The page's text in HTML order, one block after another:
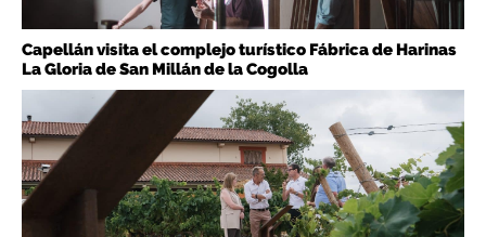
Capellán visita el complejo turístico Fábrica de Harinas
La Gloria de San Millán de la Cogolla